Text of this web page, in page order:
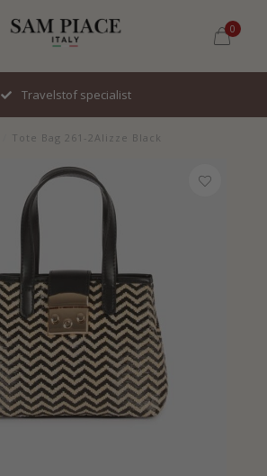
0
Snel geleverd
Tote Bag 261-2Alizze Black